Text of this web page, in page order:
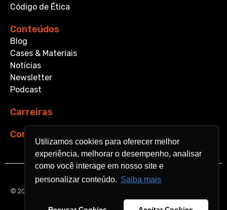
Utilizamos cookies para oferecer melhor
experiência, melhorar o desempenho, analisar
como você interage em nosso site e
personalizar conteúdo. Saiba mais
Utilizamos cookies para oferecer melhor
experiência, melhorar o desempenho, analisar
como você interage em nosso site e
personalizar conteúdo. Saiba mais
Código de Ética
Conteúdos
Blog
Cases & Materiais
Notícias
Newsletter
Podcast
Carreiras
Contato
© 2026 Aquarela Analytics. All rights reserved.